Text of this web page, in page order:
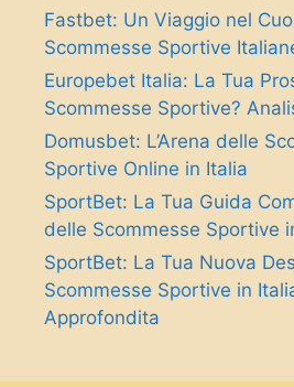
Fastbet: Un Viaggio nel
Scommesse Sportive
Europebet Italia: La Tua
Scommesse Sportive?
Domusbet: L’Arena delle
Sportive Online in Italia
SportBet: La Tua Guida
delle Scommesse Sportive
SportBet: La Tua Nuova
Scommesse Sportive in
Approfondita